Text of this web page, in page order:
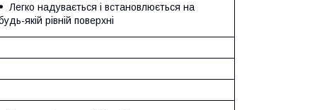
Легко надувається і встановлюється на
якій рівній поверхні